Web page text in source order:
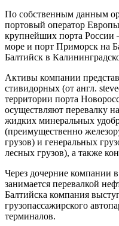
По собственным данным
портовый оператор
крупнейших порта
море и порт Приморск на
Балтийск в
Активы компании
стивидорных (от англ.
территории порта
осуществляют перевалку
жидких минеральных
(преимущественно
грузов) и генеральных
лесных грузов), а также
Через дочерние
занимается перевалкой
Балтийска компания
грузопассажирского
терминалов.